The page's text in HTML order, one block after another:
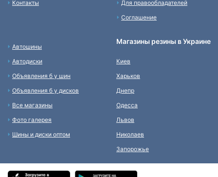
Контакты
Для правообладателей
Соглашение
Автошины
Автодиски
Объявления б у шин
Объявления б у дисков
Все магазины
Фото галерея
Шины и диски оптом
Магазины резины в Украине
Киев
Харьков
Днепр
Одесса
Львов
Николаев
Запорожье